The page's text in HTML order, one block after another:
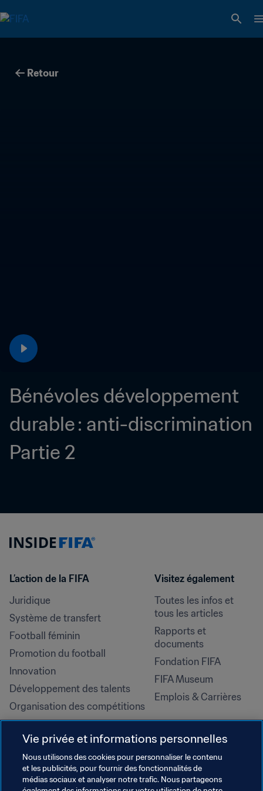
Retour
Bénévoles développement
durable : anti-discrimination
Partie 2
L’action de la FIFA
Juridique
Système de transfert
Football féminin
Promotion du football
Innovation
Développement des talents
Organisation des compétitions
Développement durable
Droits de l'homme et lutte contre
la discrimination
Santé et médical
Visitez également
Toutes les infos et
tous les articles
Rapports et
documents
Fondation FIFA
FIFA Museum
Emplois & Carrières
Vie privée et informations personnelles
Nous utilisons des cookies pour personnaliser le contenu
et les publicités, pour fournir des fonctionnalités de
médias sociaux et analyser notre trafic. Nous partageons